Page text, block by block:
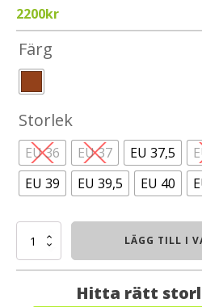
2200kr
Färg
Storlek
EU 36 EU 37 EU 37,5
EU 39
EU 39,5 EU 40
Keen
IV
LÄGG TILL I
Hitta rätt